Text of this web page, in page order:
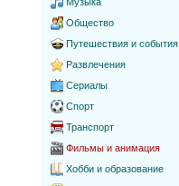
Общество
Путешествия и события
Развлечения
Сериалы
Спорт
Транспорт
Фильмы и анимация
Хобби и образование